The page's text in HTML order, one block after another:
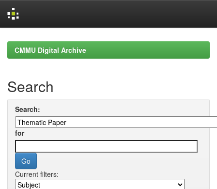
navigationCMMU Digital Archive
Search
Search:
for
Current filters: